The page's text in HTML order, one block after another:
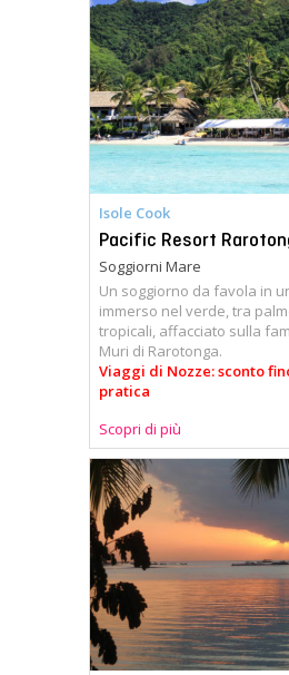
Isole Cook
Pacific Resort
Soggiorni Mare
Un soggiorno da favola in
immerso nel verde, tra
tropicali, affacciato sulla
Muri di Rarotonga.
Viaggi di Nozze: sconto
pratica
Scopri di più